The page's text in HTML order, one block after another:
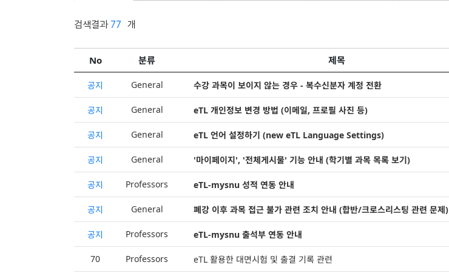
검색결과 77 개
No 분류 제목
공지 General 수강 과목이 보이지 않는 경우 - 복수신분자 계정 전환
공지 General eTL 개인정보 변경 방법 (이메일, 프로필 사진 등)
공지 General eTL 언어 설정하기 (new eTL Language Settings)
공지 General '마이페이지', '전체게시물' 기능 안내 (학기별 과목 목록 보기)
공지 Professors eTL-mysnu 성적 연동 안내
공지 General 폐강 이후 과목 접근 불가 관련 조치 안내 (합반/크로스리스팅 관련 문제)
공지 Professors eTL-mysnu 출석부 연동 안내
70 Professors eTL 활용한 대면시험 및 출결 기록 관련